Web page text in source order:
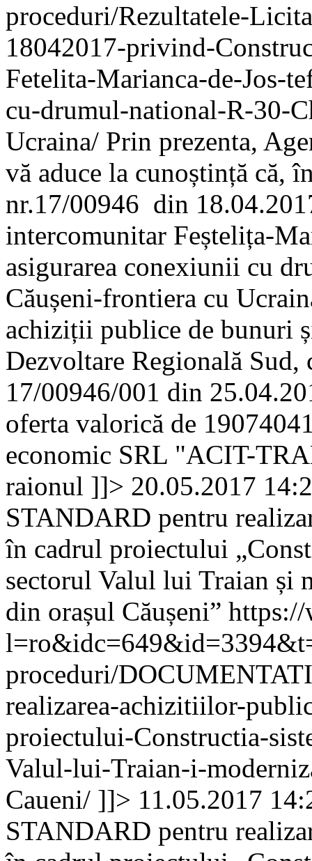
proceduri/Rezultatele-
18042017-privind-
Fetelita-Marianca-de-Jos-
cu-drumul-national-R-30-
Ucraina/ Prin prezenta,
vă aduce la cunoștință că,
nr.17/00946 din
intercomunitar Feștelița-
asigurarea conexiunii cu
Căușeni-frontiera cu
achiziții publice de bunuri
Dezvoltare Regională
17/00946/001 din
oferta valorică de
economic SRL "ACIT-
raionul ]]> 20.05.2017
STANDARD pentru
în cadrul proiectului
sectorul Valul lui Traian și
din orașul Căușeni” https://
proceduri/
realizarea-achizitiilor-
proiectului-Constructia-
Valul-lui-Traian-i-
Caueni/ ]]> 11.05.2017
STANDARD pentru